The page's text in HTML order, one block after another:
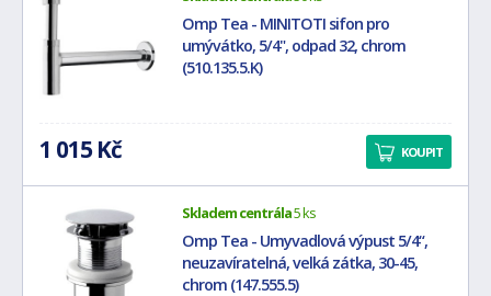
Omp Tea - MINITOTI sifon pro
umývátko, 5/4", odpad 32, chrom
(510.135.5.K)
1 015 Kč KOUPIT
Skladem centrála5 ks
Omp Tea - Umyvadlová výpust 5/4“,
neuzavíratelná, velká zátka, 30-45,
chrom (147.555.5)